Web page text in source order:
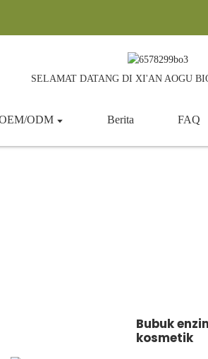
SELAMAT DATANG DI XI'AN AOGU
ODM Berita FAQ
Bubuk
kosmetik